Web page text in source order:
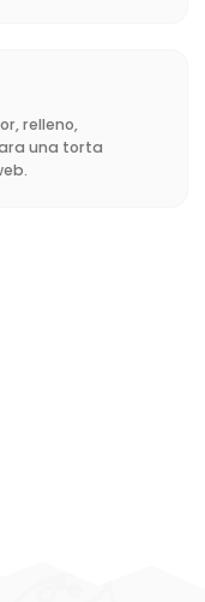
relleno,
una torta